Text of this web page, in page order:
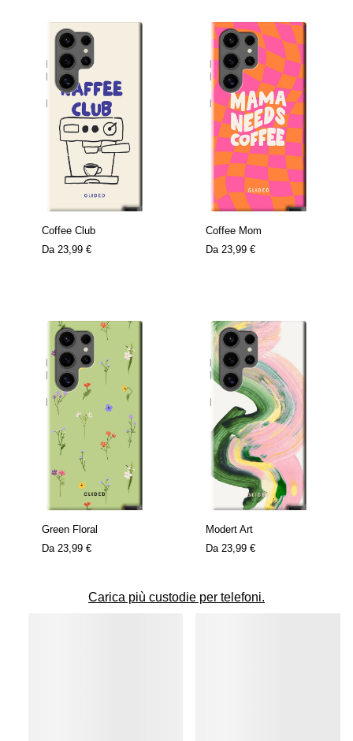
Coffee Club
Da 23,99 €
Coffee Mom
Da 23,99 €
Green Floral
Da 23,99 €
Modert Art
Da 23,99 €
Carica più custodie per telefoni.